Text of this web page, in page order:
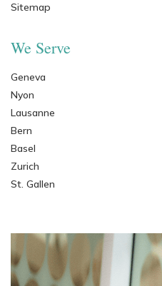
Sitemap
We Serve
Geneva
Nyon
Lausanne
Bern
Basel
Zurich
St. Gallen